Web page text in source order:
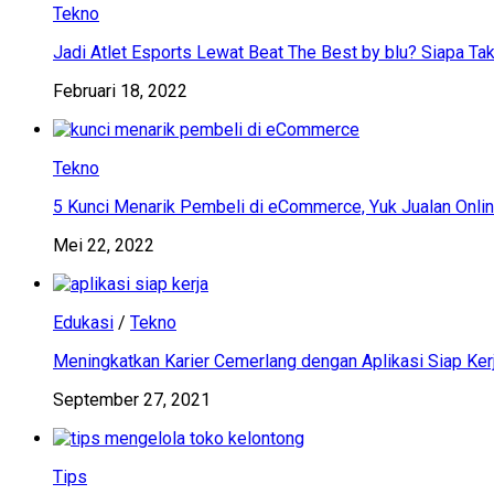
Tekno
Jadi Atlet Esports Lewat Beat The Best by blu? Siapa
Februari 18, 2022
Tekno
5 Kunci Menarik Pembeli di eCommerce, Yuk Jualan
Mei 22, 2022
Edukasi / Tekno
Meningkatkan Karier Cemerlang dengan Aplikasi Siap
September 27, 2021
Tips